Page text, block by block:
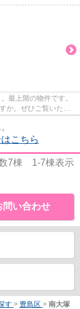
最上階の物件です。
か。ぜひご覧いただ
こちら
7棟 1-7棟表示
問い合わせ
す > 豊島区 > 南大塚